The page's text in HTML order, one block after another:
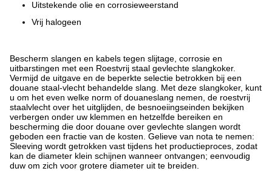
Uitstekende olie en corrosieweerstand
Vrij halogeen
Bescherm slangen en kabels tegen slijtage, corrosie en
uitbarstingen met een Roestvrij staal gevlechte slangkoker.
Vermijd de uitgave en de beperkte selectie betrokken bij een
douane staal-vlecht behandelde slang. Met deze slangkoker, kunt
u om het even welke norm of douaneslang nemen, de roestvrij
staalvlecht over het uitglijden, de besnoeiingseinden bekijken
verbergen onder uw klemmen en hetzelfde bereiken en
bescherming die door douane over gevlechte slangen wordt
geboden een fractie van de kosten. Gelieve van nota te nemen:
Sleeving wordt getrokken vast tijdens het productieproces, zodat
kan de diameter klein schijnen wanneer ontvangen; eenvoudig
duw om zich voor grotere diameter uit te breiden.